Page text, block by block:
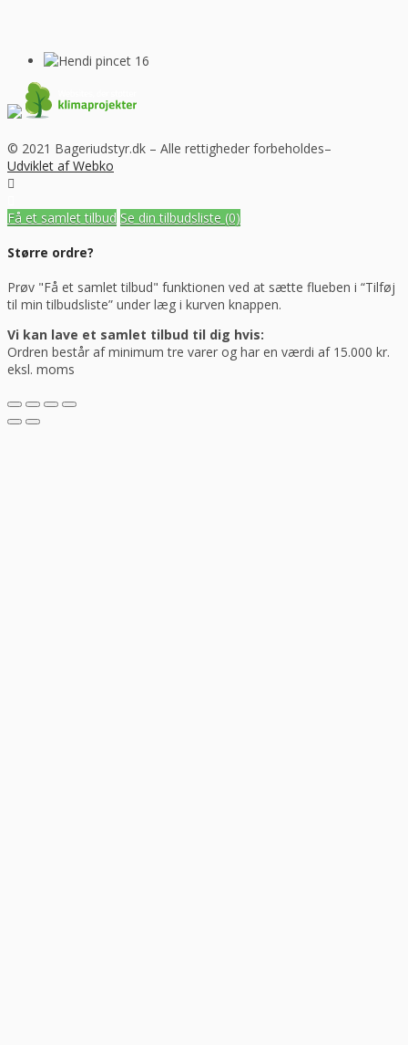
© 2021 Bageriudstyr.dk – Alle rettigheder forbeholdes–
Udviklet af Webko
Få et samlet tilbud Se din tilbudsliste (0)
Større ordre?
Prøv "Få et samlet tilbud" funktionen ved at sætte flueben i “Tilføj
til min tilbudsliste” under læg i kurven knappen.
Vi kan lave et samlet tilbud til dig hvis:
Ordren består af minimum tre varer og har en værdi af 15.000 kr.
eksl. moms